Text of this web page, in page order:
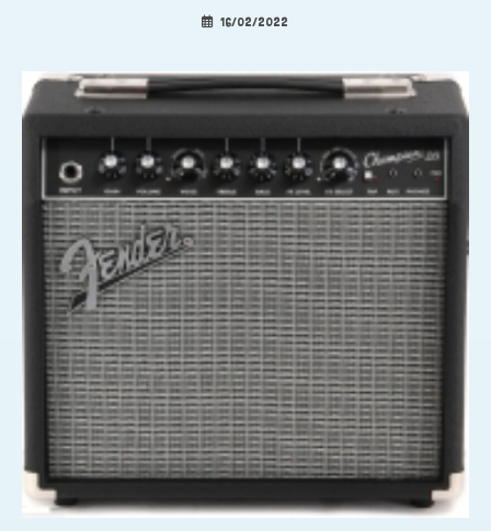
16/02/2022